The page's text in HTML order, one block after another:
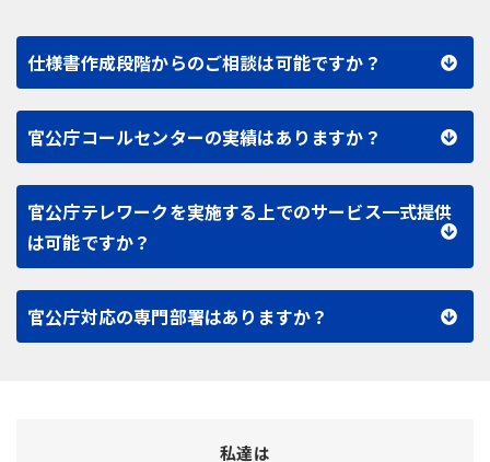
仕様書作成段階からのご相談は可能ですか？
官公庁コールセンターの実績はありますか？
官公庁テレワークを実施する上でのサービス一式提供
は可能ですか？
官公庁対応の専門部署はありますか？
私達は